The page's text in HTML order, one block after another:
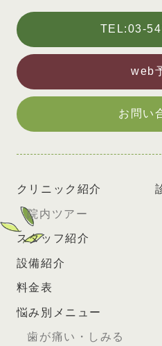
TEL:03-
web
お問い
クリニック紹介
院内ツアー
スタッフ紹介
設備紹介
料金表
悩み別メニュー
歯が痛い・しみる